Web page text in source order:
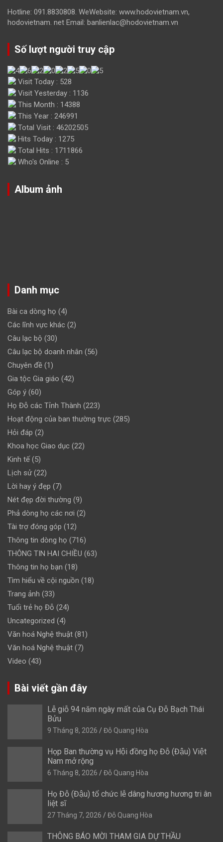
Hotline: 091.8830808. WeWebsite: www.hodovietnam.vn,
hodovietnam. net Email: banlienlac@hodovietnam.vn
Số lượt người truy cập
Visit Today : 528
Visit Yesterday : 1136
This Month : 14388
This Year : 246991
Total Visit : 46202505
Hits Today : 1275
Total Hits : 1711866
Who's Online : 5
Album ảnh
Danh mục
Bài ca dòng họ (4)
Các lĩnh vực khác (2)
Câu lạc bộ (30)
Câu lạc bộ doanh nhân (56)
Chuyên đề (1)
Gia tộc Gia giáo (42)
Góp ý (60)
Họ Đỗ các Tỉnh Thành (223)
Hoạt động của ban thường trực (285)
Hỏi đáp (2)
Khoa học Giao dục (22)
Kinh tế(5)
Lịch sử(22)
Lời hay ý đẹp (7)
Nét đẹp đời thường (9)
Phả dòng họ các nơi (2)
Tài trợ đóng góp (12)
Thông tin dòng họ (716)
THÔNG TIN HAI CHIỀU (63)
Thông tin họ bạn (18)
Tìm hiểu về cội nguồn (18)
Trang ảnh (33)
Tuổi trẻ họ Đỗ (24)
Uncategorized (4)
Văn hoá Nghệ thuật (81)
Văn hoá Nghệ thuật (7)
Video (43)
Bài viết gần đây
Lễ giỗ 94 năm ngày mất của Cụ Đỗ Bạch Thái
Bửu
9 Tháng 8, 2026 Đỗ Quang Hòa
Họp Ban thường vụ Hội đồng họ Đỗ (Đậu) Việt
Nam mở rộng
6 Tháng 8, 2026 Đỗ Quang Hòa
Họ Đỗ (Đậu) tổ chức lễ dâng hương hương tri ân
liệt sĩ
27 Tháng 7, 2026 Đỗ Quang Hòa
THÔNG BÁO MỜI THAM GIA DỰ THẦU